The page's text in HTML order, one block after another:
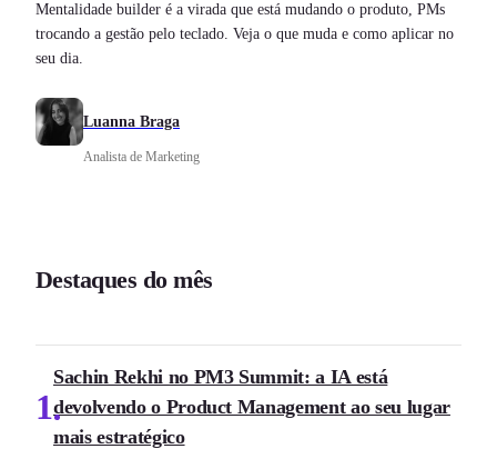
Mentalidade builder é a virada que está mudando o produto, PMs
trocando a gestão pelo teclado. Veja o que muda e como aplicar no
seu dia.
Luanna Braga
Analista de Marketing
Destaques do mês
1
Sachin Rekhi no PM3 Summit: a IA está
devolvendo o Product Management ao seu lugar
mais estratégico